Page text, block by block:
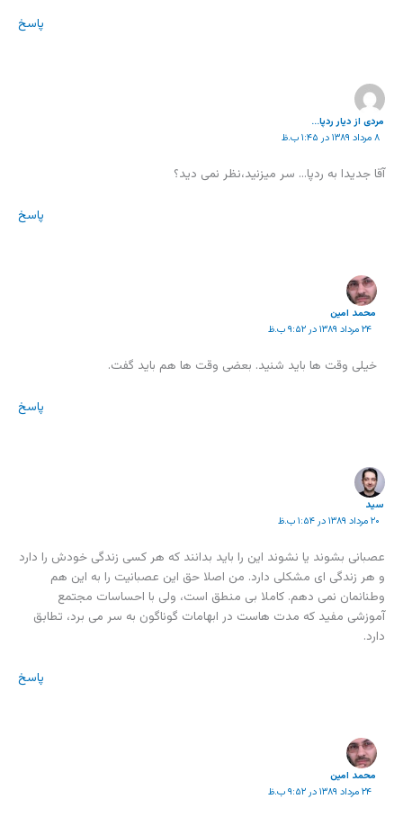
پاسخ
مردی از دیار ردپا...
۸ مرداد ۱۳۸۹ در ۱:۴۵ ب.ظ
آقا جدیدا به ردپا… سر میزنید،نظر نمی دید؟
پاسخ
محمد امين
۲۴ مرداد ۱۳۸۹ در ۹:۵۲ ب.ظ
خیلی وقت ها باید شنید. بعضی وقت ها هم باید گفت.
پاسخ
سید
۲۰ مرداد ۱۳۸۹ در ۱:۵۴ ب.ظ
عصبانی بشوند یا نشوند این را باید بدانند که هر کسی زندگی خودش را دارد
و هر زندگی ای مشکلی دارد. من اصلا حق این عصبانیت را به این هم
وطنانمان نمی دهم. کاملا بی منطق است، ولی با احساسات مجتمع
آموزشی مفید که مدت هاست در ابهامات گوناگون به سر می برد، تطابق
دارد.
پاسخ
محمد امين
۲۴ مرداد ۱۳۸۹ در ۹:۵۲ ب.ظ